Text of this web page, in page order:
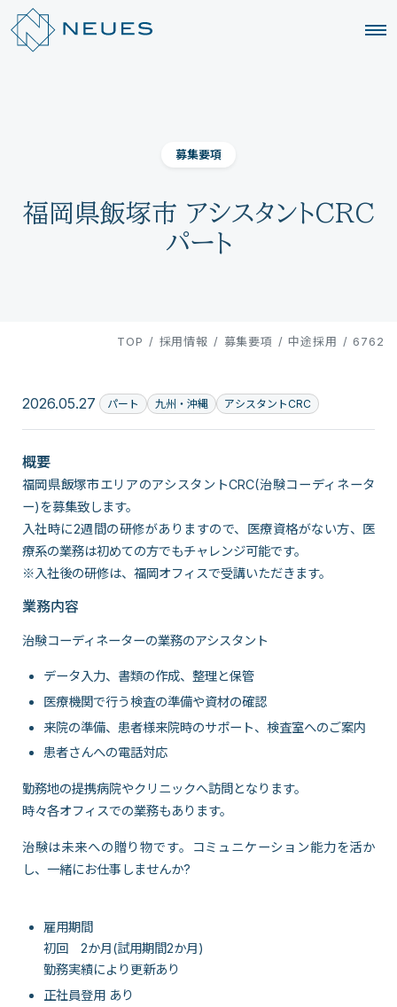
募集要項
福岡県飯塚市 アシスタントCRC
パート
TOP / 採用情報 / 募集要項 / 中途採用 / 6762
2026.05.27 パート 九州・沖縄 アシスタントCRC
概要
福岡県飯塚市エリアのアシスタントCRC(治験コーディネータ
ー)を募集致します。
入社時に2週間の研修がありますので、医療資格がない方、医
療系の業務は初めての方でもチャレンジ可能です。
※入社後の研修は、福岡オフィスで受講いただきます。
業務内容
治験コーディネーターの業務のアシスタント
データ入力、書類の作成、整理と保管
医療機関で行う検査の準備や資材の確認
来院の準備、患者様来院時のサポート、検査室へのご案内
患者さんへの電話対応
勤務地の提携病院やクリニックへ訪問となります。
時々各オフィスでの業務もあります。
治験は未来への贈り物です。コミュニケーション能力を活か
し、一緒にお仕事しませんか?
雇用期間
初回 2か月(試用期間2か月)
勤務実績により更新あり
正社員登用 あり